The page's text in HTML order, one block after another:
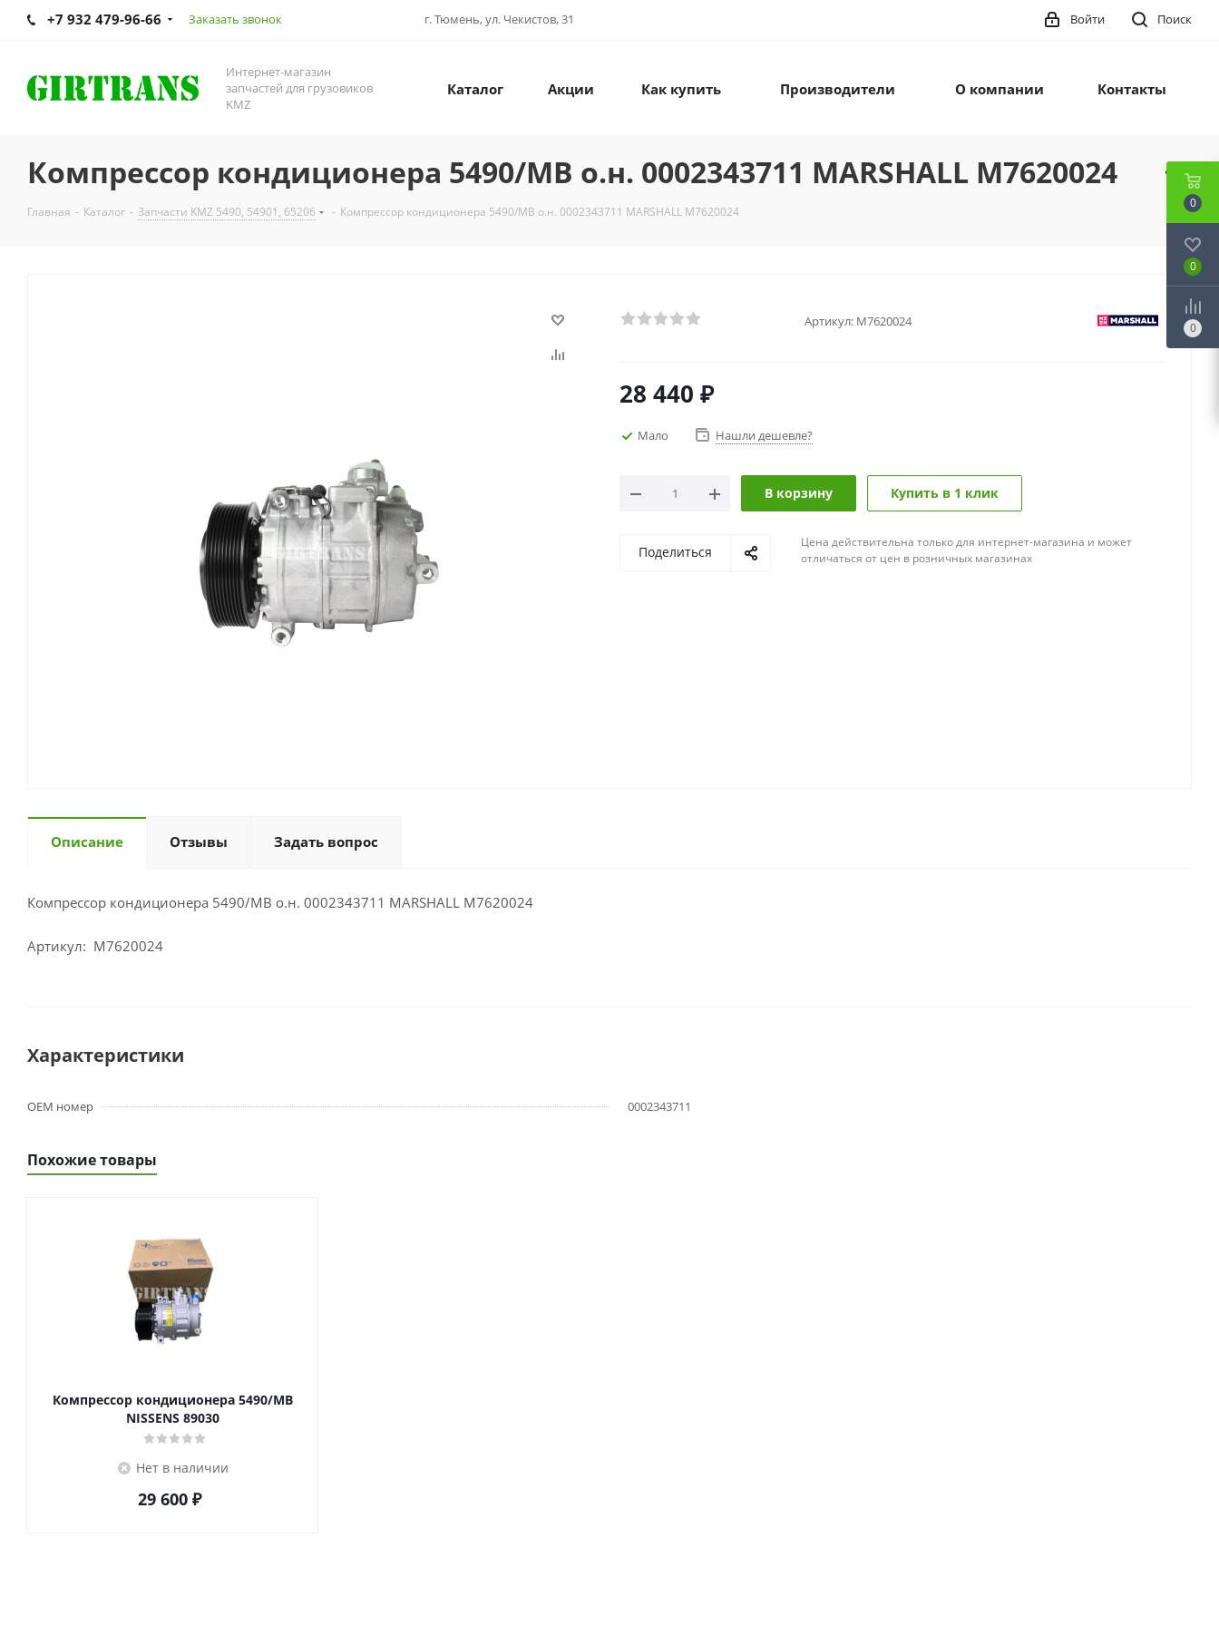
+7 932 479-96-66 Заказать звонок г. Тюмень, ул. Чекистов, 31 Поиск
Войти
Интернет-магазин
запчастей для грузовиков
KMZ
Каталог Акции Как купить Производители О компании Контакты
Компрессор кондиционера 5490/MB о.н. 0002343711 MARSHALL M7620024
Главная - Каталог - Запчасти KMZ 5490, 54901, 65206 - Компрессор кондиционера 5490/MB о.н. 0002343711 MARSHALL M7620024
Артикул: M7620024
28 440 ₽
Мало Нашли дешевле?
В корзину Купить в 1 клик
Поделиться
Цена действительна только для интернет-магазина и может
отличаться от цен в розничных магазинах
Описание Отзывы Задать вопрос
Компрессор кондиционера 5490/MB о.н. 0002343711 MARSHALL M7620024
Артикул: M7620024
Характеристики
OEM номер 0002343711
Похожие товары
Компрессор кондиционера 5490/MB
NISSENS 89030
Нет в наличии
29 600 ₽
0
0
0